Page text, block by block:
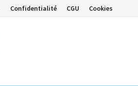
Confidentialité CGU Cookies